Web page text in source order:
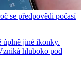
se předpovědi počasí
úplně jiné ikonky.
hluboko pod